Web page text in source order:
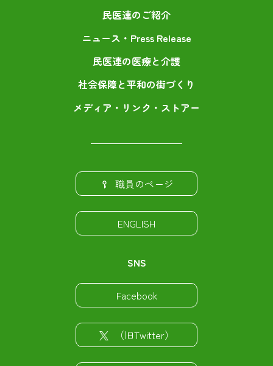
民医連のご紹介
ニュース・Press Release
民医連の医療と介護
社会保障と平和の街づくり
メディア・リンク・ストアー
職員のページ
ENGLISH
SNS
Facebook
（旧Twitter）